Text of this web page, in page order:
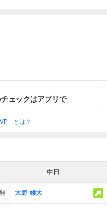
ェックはアプリで
」とは？
中日
大野 雄大